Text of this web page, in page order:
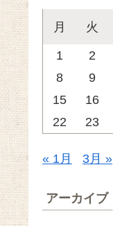
月 火
1 2
8
9
15
16
22
23
« 1月 3月 »
アーカイブ